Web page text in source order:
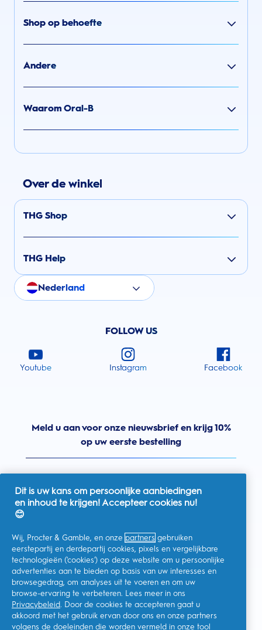
Shop op behoefte
Andere
Waarom Oral-B
Over de winkel
THG Shop
THG Help
Nederland
FOLLOW US
Youtube Instagram Facebook
Meld u aan voor onze nieuwsbrief en krijg 10%
op uw eerste bestelling
Ik geef toestemming voor het ontvangen van
gepersonaliseerde communicatie met betrekking tot
aanbiedingen, nieuws en andere promotionele initiatieven van
Oral-B en andere
P&G-merken
kan me op elk momentafmelden.
Procter & Gamble, als verwerkingsverantwoordelijke, zal uw
persoonlijke gegevens verwerken zodat u zich bij deze site kunt
registreren en de interactie kunt aangaan met de aangeboden
Dit is uw kans om persoonlijke aanbiedingen
en inhoud te krijgen! Accepteer cookies nu!
😊
Wij, Procter & Gamble, en onze partners gebruiken
eerstepartij en derdepartij cookies, pixels en vergelijkbare
technologieën ('cookies') op deze website om u persoonlijke
advertenties aan te bieden op basis van uw interesses en
browsegedrag, om analyses uit te voeren en om uw
browse-ervaring te verbeteren. Lees meer in ons
Privacybeleid. Door de cookies te accepteren gaat u
akkoord met het gebruik ervan door ons en onze partners
volgens de doeleinden die worden vermeld in onze tool